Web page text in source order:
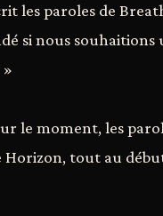
les paroles de
si nous
le moment, les
Horizon, tout au